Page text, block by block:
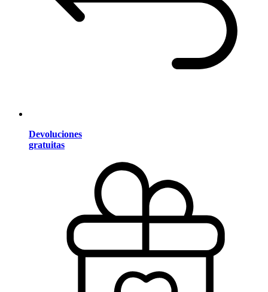
Devoluciones
gratuitas